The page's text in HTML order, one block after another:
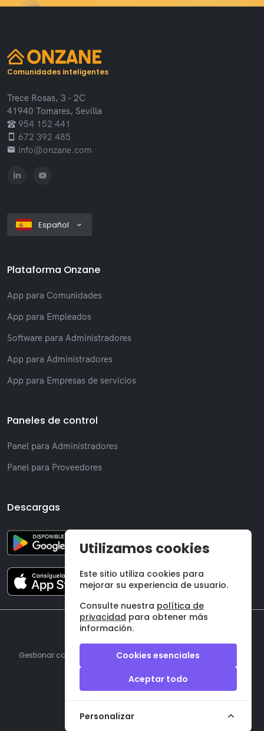
Comunidades inteligentes
Trece Rosas, 3 - 2C
41940 Tomares, Sevilla
954 152 441
672 392 485
info@onzane.com
Español
Plataforma Onzane
App para Comunidades
App para Empleados
Software para Administradores
App para Administradores
App para Empresas de servicios
Paneles de control
Panel para Administradores
Panel para Proveedores
Descargas
©2026 Onzane SL
Gestionar cookies Aviso legal | Política de privacidad
Términos y condiciones
Utilizamos cookies
Este sitio utiliza cookies para
mejorar su experiencia de usuario.
Consulte nuestra política de
privacidad para obtener más
información.
Cookies esenciales
Aceptar todo
Personalizar